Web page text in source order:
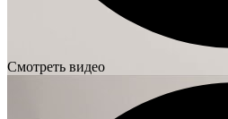
Смотреть видео